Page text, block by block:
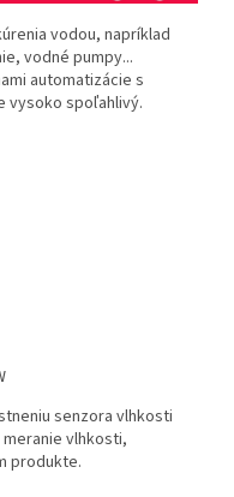
vodou, napríklad
vodné pumpy...
automatizácie s
vysoko spoľahlivý.
senzora vlhkosti
vlhkosti,
produkte.